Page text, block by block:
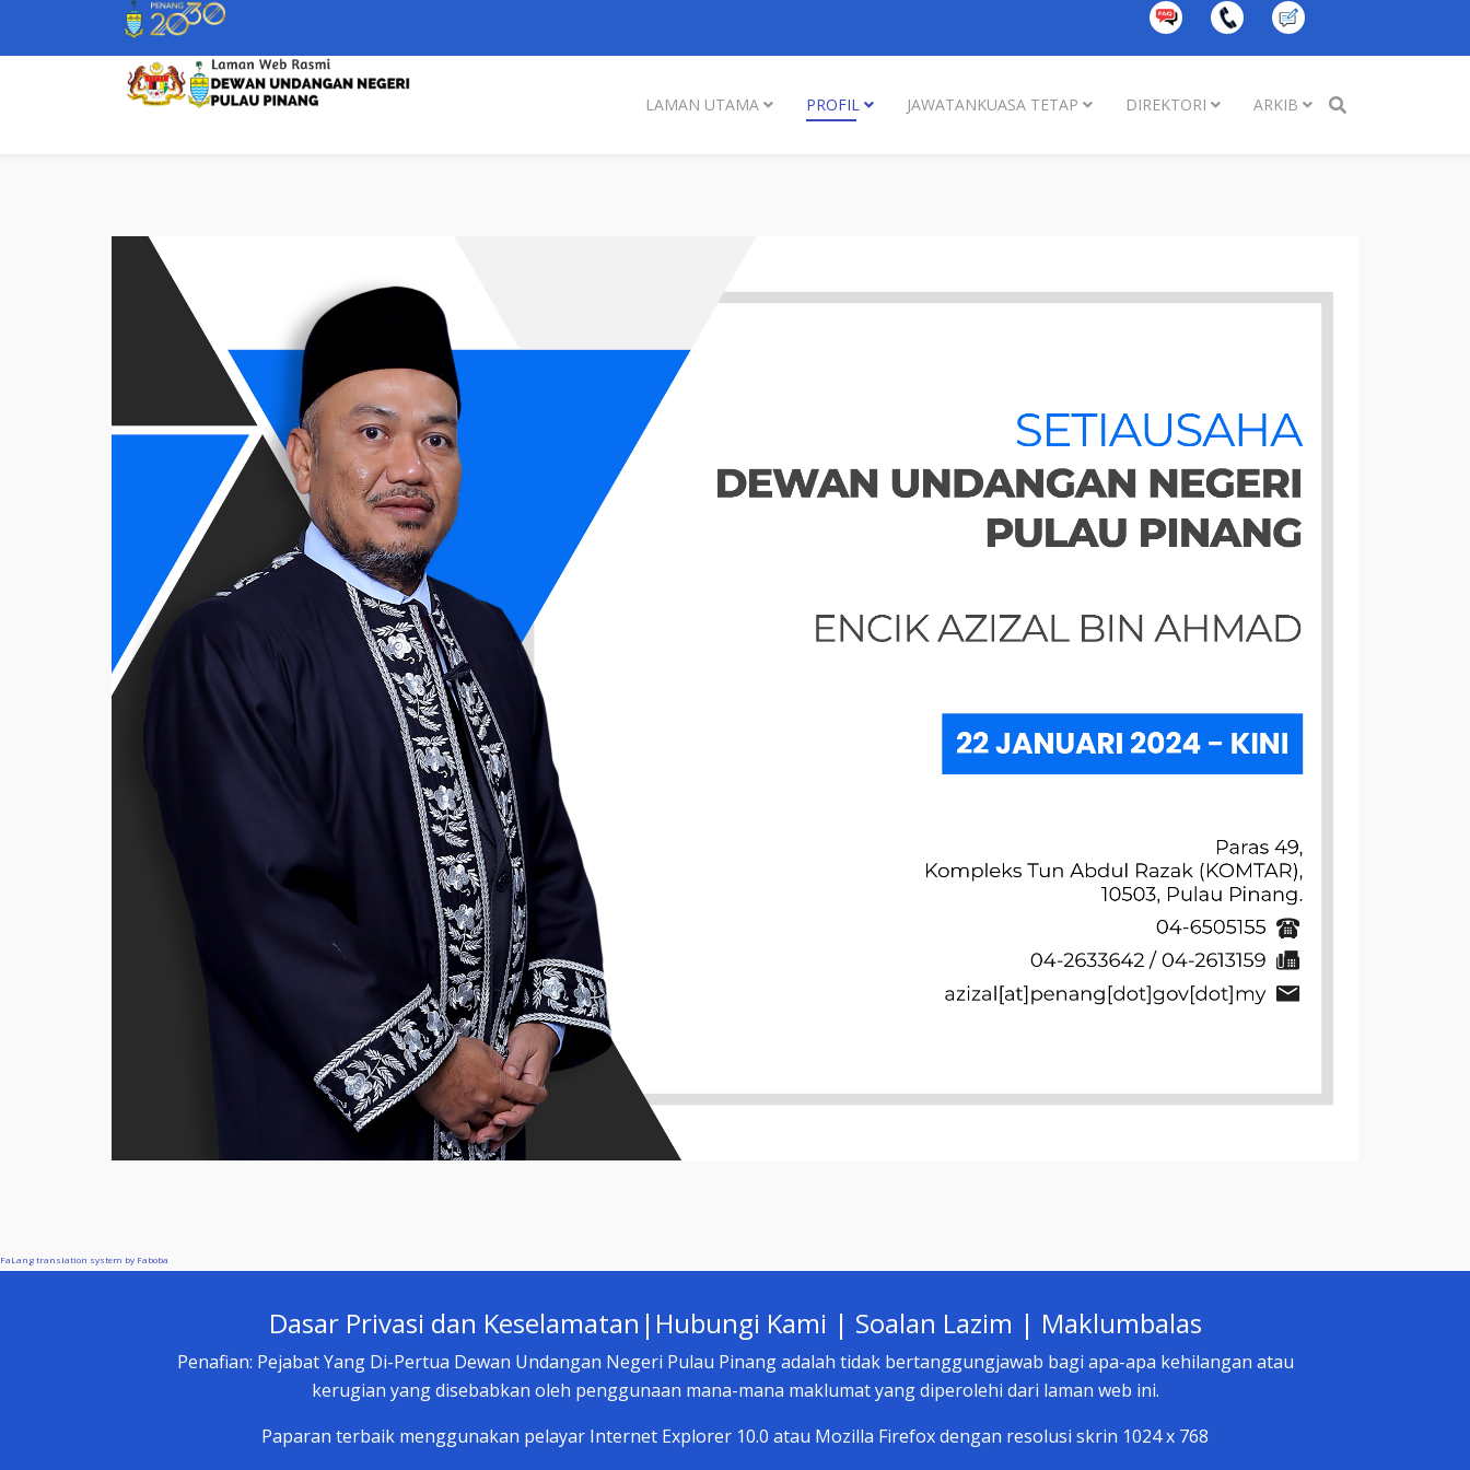
LAMAN UTAMA PROFIL JAWATANKUASA TETAP DIREKTORI ARKIB
FaLang translation system by Faboba
Dasar Privasi dan Keselamatan | Hubungi Kami | Soalan Lazim | Maklumbalas
Penafian: Pejabat Yang Di-Pertua Dewan Undangan Negeri Pulau Pinang adalah tidak bertanggungjawab bagi apa-apa kehilangan atau
kerugian yang disebabkan oleh penggunaan mana-mana maklumat yang diperolehi dari laman web ini.
Paparan terbaik menggunakan pelayar Internet Explorer 10.0 atau Mozilla Firefox dengan resolusi skrin 1024 x 768